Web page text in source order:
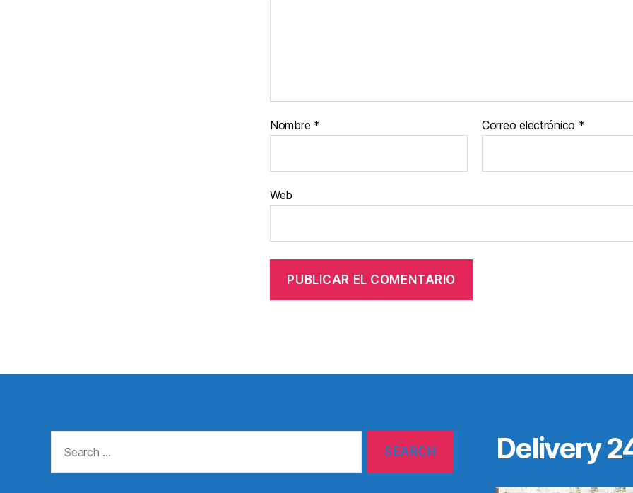
Nombre * Correo electrónico *
Web
for:
Delivery